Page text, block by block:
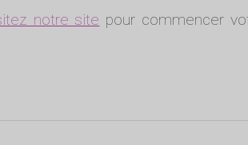
notre site pour commencer